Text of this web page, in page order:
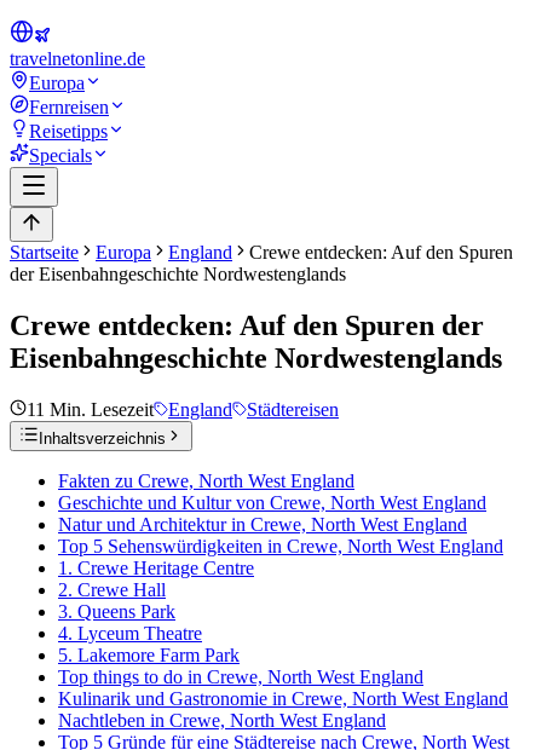
travelnetonline.de
Europa
Fernreisen
Reisetipps
Specials
Startseite Europa England
Crewe entdecken: Auf den Spuren
der Eisenbahngeschichte Nordwestenglands
Crewe entdecken: Auf den Spuren der
Eisenbahngeschichte Nordwestenglands
11 Min. Lesezeit England Städtereisen
Inhaltsverzeichnis
Fakten zu Crewe, North West England
Geschichte und Kultur von Crewe, North West England
Natur und Architektur in Crewe, North West England
Top 5 Sehenswürdigkeiten in Crewe, North West England
1. Crewe Heritage Centre
2. Crewe Hall
3. Queens Park
4. Lyceum Theatre
5. Lakemore Farm Park
Top things to do in Crewe, North West England
Kulinarik und Gastronomie in Crewe, North West England
Nachtleben in Crewe, North West England
Top 5 Gründe für eine Städtereise nach Crewe, North West